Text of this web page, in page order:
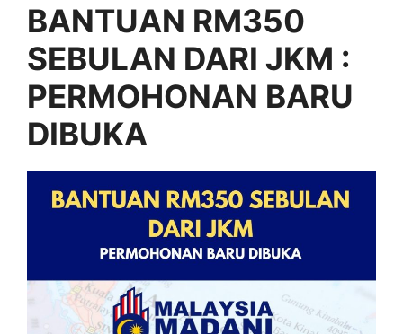
BANTUAN RM350
SEBULAN DARI JKM :
PERMOHONAN BARU
DIBUKA